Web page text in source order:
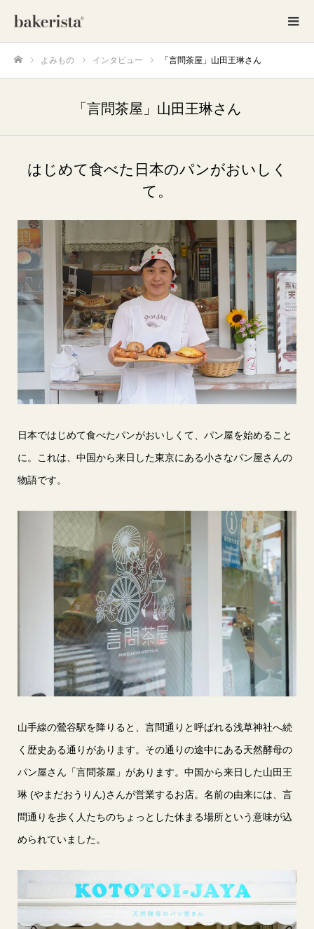
よみもの インタビュー 「言問茶屋」山田王琳さん
「言問茶屋」山田王琳さん
はじめて食べた日本のパンがおいしく
て。
日本ではじめて食べたパンがおいしくて、パン屋を始めること
に。これは、中国から来日した東京にある小さなパン屋さんの
物語です。
山手線の鶯谷駅を降りると、言問通りと呼ばれる浅草神社へ続
く歴史ある通りがあります。その通りの途中にある天然酵母の
パン屋さん「言問茶屋」があります。中国から来日した山田王
琳 (やまだおうりん)さんが営業するお店。名前の由来には、言
問通りを歩く人たちのちょっとした休まる場所という意味が込
められていました。